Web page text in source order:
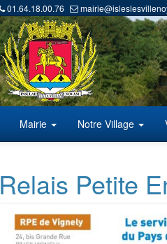
01.64.18.00.76
Mairie Notre Village
Relais Petite